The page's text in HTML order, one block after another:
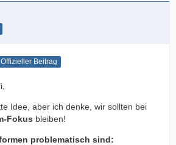
Offizieller Beitrag
Idee, aber ich denke, wir sollten bei
Fokus bleiben!
problematisch sind: